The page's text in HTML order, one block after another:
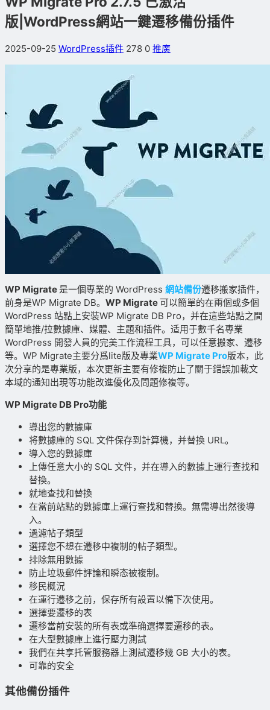
版|WordPress網站一鍵遷移備份插件
2025-09-25 WordPress插件 278 0 推廣
WP Migrate是一個專業的 WordPress 網站備份遷移搬家插件，
前身是WP Migrate DB。 WP Migrate可以簡單的在兩個或多個
WordPress 站點上安裝WP Migrate DB Pro，并在這些站點之間
簡單地推/拉數據庫、媒體、主題和插件。适用于數千名專業
WordPress 開發人員的完美工作流程工具，可以任意搬家、遷移
等。WP Migrate主要分爲lite版及專業WP Migrate Pro版本，此
次分享的是專業版，本次更新主要有修複防止了關于錯誤加載文
本域的通知出現等功能改進優化及問題修複等。
WP Migrate DB Pro功能
導出您的數據庫
将數據庫的 SQL 文件保存到計算機，并替換 URL。
導入您的數據庫
上傳任意大小的 SQL 文件，并在導入的數據上運行查找和
替換。
就地查找和替換
在當前站點的數據庫上運行查找和替換。無需導出然後導
入。
過濾帖子類型
選擇您不想在遷移中複制的帖子類型。
排除無用數據
防止垃圾郵件評論和瞬态被複制。
移民概況
在運行遷移之前，保存所有設置以備下次使用。
選擇要遷移的表
遷移當前安裝的所有表或準确選擇要遷移的表。
在大型數據庫上進行壓力測試
我們在共享托管服務器上測試遷移幾 GB 大小的表。
可靠的安全
其他備份插件